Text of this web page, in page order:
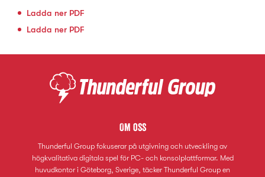
Ladda ner PDF
Ladda ner PDF
Om oss
Thunderful Group fokuserar på utgivning och utveckling av
högkvalitativa digitala spel för PC- och konsolplattformar. Med
huvudkontor i Göteborg, Sverige, täcker Thunderful Group en